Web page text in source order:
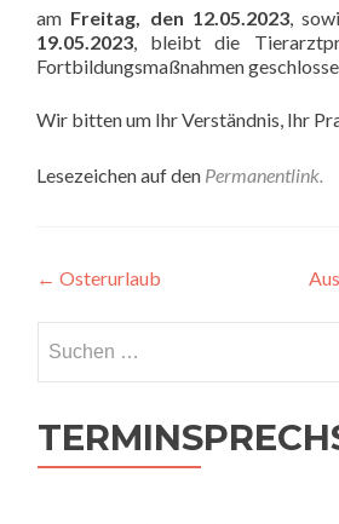
am Freitag, den 12.05.2023,
19.05.2023, bleibt die
Fortbildungsmaßnahmen
Wir bitten um Ihr Verständnis, Ihr
Lesezeichen auf den Permanentlink.
← Osterurlaub
nach: